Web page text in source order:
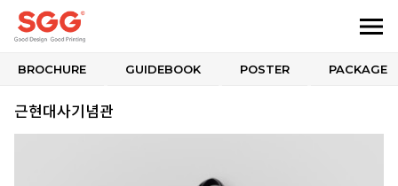
BROCHURE GUIDEBOOK POSTER PACKAGE
근현대사기념관